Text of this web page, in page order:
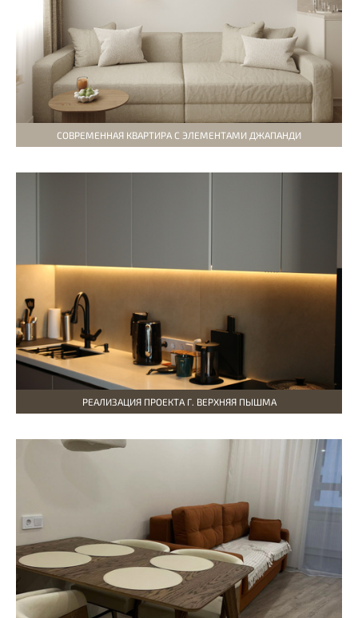
СОВРЕМЕННАЯ КВАРТИРА С ЭЛЕМЕНТАМИ ДЖАПАНДИ
РЕАЛИЗАЦИЯ ПРОЕКТА Г. ВЕРХНЯЯ ПЫШМА